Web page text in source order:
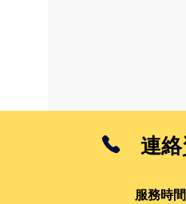
連
服務時間